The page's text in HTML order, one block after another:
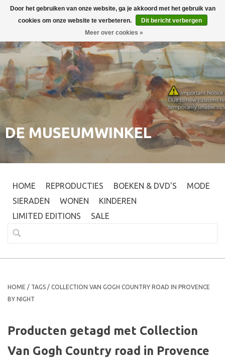
Inloggen 0
DE MUSEUMWINKEL
HOME REPRODUCTIES BOEKEN & DVD'S
MODE
SIERADEN
WONEN
KINDEREN
LIMITED EDITIONS
SALE
HOME / TAGS / COLLECTION VAN GOGH COUNTRY ROAD IN PROVENCE
BY NIGHT
Producten getagd met Collection
Van Gogh Country road in Provence
Door het gebruiken van onze website, ga je akkoord met het gebruik van
cookies om onze website te verbeteren.
Dit bericht verbergen
Meer over cookies »